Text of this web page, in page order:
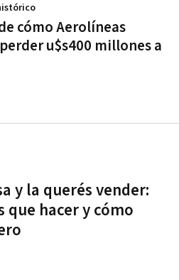
cómo Aerolíneas
u$s400 millones a
y la querés vender:
hacer y cómo